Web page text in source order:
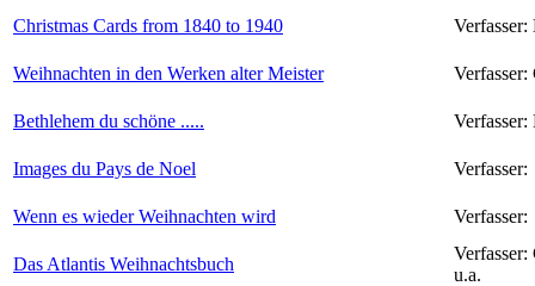
Christmas Cards from 1840 to 1940 Verfasser:
Weihnachten in den Werken alter Meister Verfasser:
Bethlehem du schöne ..... Verfasser:
Images du Pays de Noel Verfasser:
Wenn es wieder Weihnachten wird Verfasser:
Das Atlantis Weihnachtsbuch
Verfasser:
u.a.